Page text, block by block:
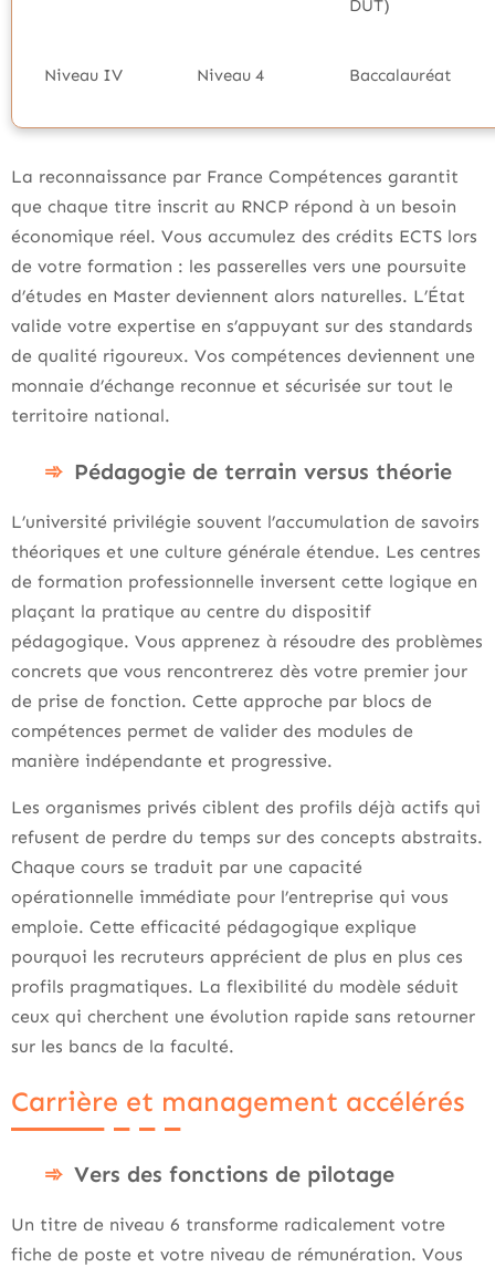
DUT)
Niveau IV Niveau 4 Baccalauréat
La reconnaissance par France Compétences garantit
que chaque titre inscrit au RNCP répond à un besoin
économique réel. Vous accumulez des crédits ECTS lors
de votre formation : les passerelles vers une poursuite
d’études en Master deviennent alors naturelles. L’État
valide votre expertise en s’appuyant sur des standards
de qualité rigoureux. Vos compétences deviennent une
monnaie d’échange reconnue et sécurisée sur tout le
territoire national.
Pédagogie de terrain versus théorie
L’université privilégie souvent l’accumulation de savoirs
théoriques et une culture générale étendue. Les centres
de formation professionnelle inversent cette logique en
plaçant la pratique au centre du dispositif
pédagogique. Vous apprenez à résoudre des problèmes
concrets que vous rencontrerez dès votre premier jour
de prise de fonction. Cette approche par blocs de
compétences permet de valider des modules de
manière indépendante et progressive.
Les organismes privés ciblent des profils déjà actifs qui
refusent de perdre du temps sur des concepts abstraits.
Chaque cours se traduit par une capacité
opérationnelle immédiate pour l’entreprise qui vous
emploie. Cette efficacité pédagogique explique
pourquoi les recruteurs apprécient de plus en plus ces
profils pragmatiques. La flexibilité du modèle séduit
ceux qui cherchent une évolution rapide sans retourner
sur les bancs de la faculté.
Carrière et management accélérés
Vers des fonctions de pilotage
Un titre de niveau 6 transforme radicalement votre
fiche de poste et votre niveau de rémunération. Vous